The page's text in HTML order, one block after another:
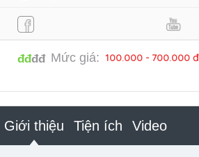
đđđđ Mức giá: 100.000 - 700.000 đ
Giới thiệu Tiện ích Video